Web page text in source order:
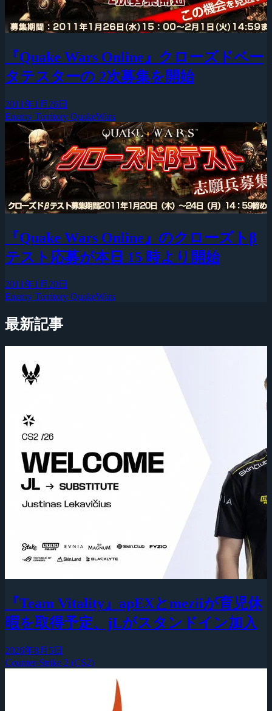
『Quake Wars Online』クローズドベー
タテスターの 2次募集を開始
2011年1月26日
Enemy Territory QuakeWars
『Quake Wars Online』のクローズトβ
テスト応募が本日 15 時より開始
2011年1月20日
Enemy Territory QuakeWars
最新記事
『Team Vitality』apEXとmeziiが育児休
暇を取得予定、jLがスタンドイン加入
2026年8月5日
Counter-Strike 2 (CS2)